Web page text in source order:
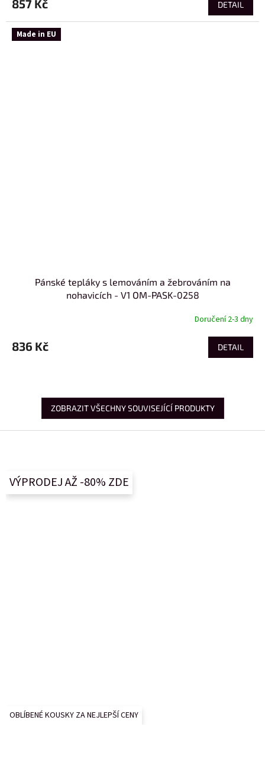
857 Kč DETAIL
Made in EU
Pánské tepláky s lemováním a žebrováním na
nohavicích - V1 OM-PASK-0258
Doručení 2-3 dny
836 Kč DETAIL
ZOBRAZIT VŠECHNY SOUVISEJÍCÍ PRODUKTY
VÝPRODEJ AŽ -80% ZDE
OBLÍBENÉ KOUSKY ZA NEJLEPŠÍ CENY